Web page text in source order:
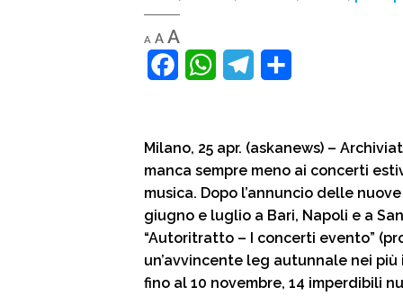
A
Decrease
font
size.
A Reset
font
size.
AIncrease
font
size.
e
b
o
o
k
W
t
s
A
p
p
e
g
r
a
m
d
i
v
i
d
Milano, 25 apr. (askanews) –
manca sempre meno ai concerti
musica. Dopo l’annuncio delle
giugno e luglio a Bari, Napoli e a
“Autoritratto – I concerti evento”
un’avvincente leg autunnale nei
fino al 10 novembre, 14 imperdibili